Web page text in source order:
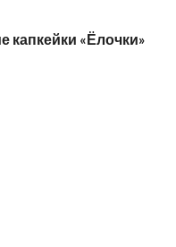
капкейки «Ёлочки»